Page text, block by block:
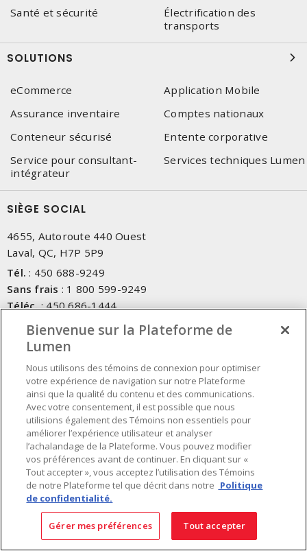
Santé et sécurité
Électrification des
transports
SOLUTIONS
eCommerce
Application Mobile
Assurance inventaire
Comptes nationaux
Conteneur sécurisé
Entente corporative
Service pour consultant-
intégrateur
Services techniques Lumen
SIÈGE SOCIAL
4655, Autoroute 440 Ouest
Laval, QC, H7P 5P9
Tél. : 450 688-9249
Sans frais : 1 800 599-9249
Téléc.:450 686-1444
Service d'urgence
1 800 363-0303
(Après les heures de
bureau - 17h00 et 7h00, Frais applicables)
Fait au Canada avec des composants canadiens et importés
INSCRIVEZ-VOUS À L'INFOLETTRE
Obtenez des informations à jour sur les offres de Lumen
Bienvenue sur la Plateforme de
Lumen
Nous utilisons des témoins de connexion pour optimiser
votre expérience de navigation sur notre Plateforme
ainsi que la qualité du contenu et des communications.
Avec votre consentement, il est possible que nous
utilisions également des Témoins non essentiels pour
améliorer l’expérience utilisateur et analyser
l’achalandage de la Plateforme. Vous pouvez modifier
vos préférences avant de continuer. En cliquant sur «
Tout accepter », vous acceptez l’utilisation des Témoins
de notre Plateforme tel que décrit dans notre Politique
de confidentialité.
Gérer mes préférences Tout accepter